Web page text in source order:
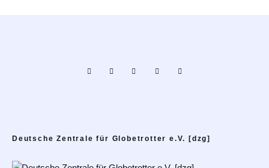
Deutsche Zentrale für Globetrotter e.V. [dzg]